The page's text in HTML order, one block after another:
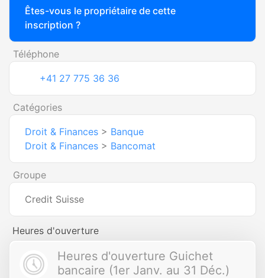
Êtes-vous le propriétaire de cette
inscription ?
Téléphone
+41 27 775 36 36
Catégories
Droit & Finances > Banque
Droit & Finances > Bancomat
Groupe
Credit Suisse
Heures d'ouverture
Heures d'ouverture Guichet
bancaire (1er Janv. au 31 Déc.)